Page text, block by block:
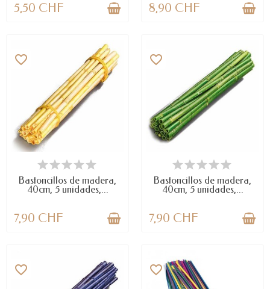
5,50 CHF 8,90 CHF
DISPONIBLE
favorite_border
Bastoncillos de madera,
40cm, 5 unidades,...
7,90 CHF
DISPONIBLE
favorite_border
Bastoncillos de madera,
40cm, 5 unidades,...
7,90 CHF
favorite_border favorite_border